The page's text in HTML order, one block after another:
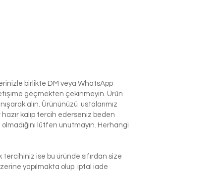
birlikte DM veya WhatsApp
geçmekten çekinmeyin. Ürün
alın. Ürününüzü ustalarımız
kalıp tercih ederseniz beden
lütfen unutmayın. Herhangi
ise bu üründe sıfırdan size
yapılmakta olup iptal iade